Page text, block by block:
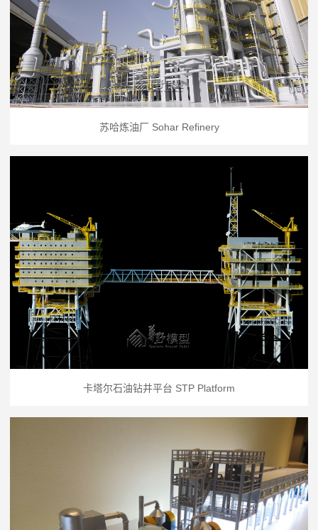
苏哈炼油厂 Sohar Refinery
卡塔尔石油钻井平台 STP Platform